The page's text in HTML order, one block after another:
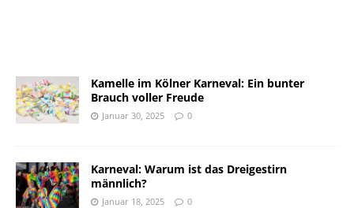
Kamelle im Kölner Karneval: Ein bunter
Brauch voller Freude
Januar 30, 2025 0
Karneval: Warum ist das Dreigestirn
männlich?
Januar 18, 2025 0